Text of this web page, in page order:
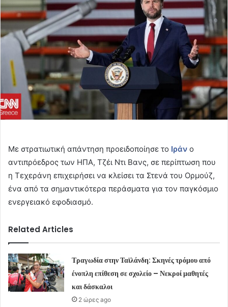
Με στρατιωτική απάντηση προειδοποίησε το Ιράν ο
αντιπρόεδρος των ΗΠΑ, Τζέι Ντι Βανς, σε περίπτωση που
η Τεχεράνη επιχειρήσει να κλείσει τα Στενά του Ορμούζ,
ένα από τα σημαντικότερα περάσματα για τον παγκόσμιο
ενεργειακό εφοδιασμό.
Related Articles
Τραγωδία στην Ταϊλάνδη: Σκηνές τρόμου από
ένοπλη επίθεση σε σχολείο – Νεκροί μαθητές
και δάσκαλοι
2 ώρες ago